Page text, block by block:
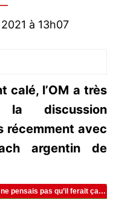
à 13h07
calé, l’OM a très
discussion
récemment avec
argentin de